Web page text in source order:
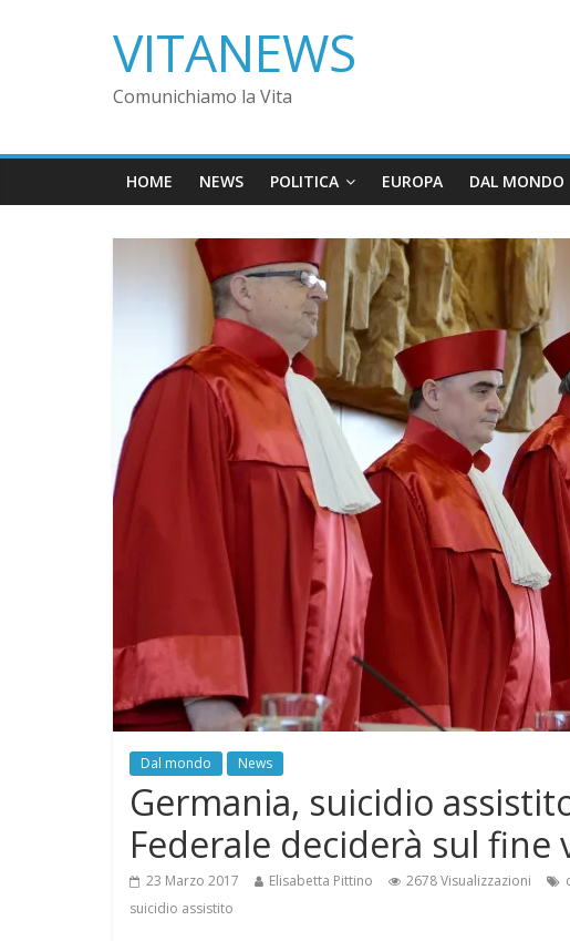
VITANEWS
Comunichiamo la Vita
HOME NEWS POLITICA EUROPA DAL MONDO
Dal mondo News
Germania, suicidio
Federale deciderà sul fine
23 Marzo 2017 Elisabetta Pittino 2678 Visualizzazioni
suicidio assistito